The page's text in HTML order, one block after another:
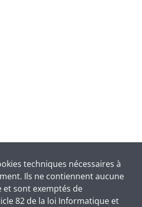
techniques nécessaires à
Ils ne contiennent aucune
sont exemptés de
82 de la loi Informatique et